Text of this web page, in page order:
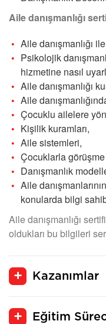
Aile danışmanlığı
Aile danışmanlığı
Psikolojik
hizmetine nasıl
Aile danışmanlığı
Aile
Çocuklu ailelere
Kişilik kuramları,
Aile sistemleri,
Çocuklarla
Danışmanlık
Aile
konularda bilgi
Aile danışmanlığı
oldukları bu bilgileri
Kazanımlar
Eğitim